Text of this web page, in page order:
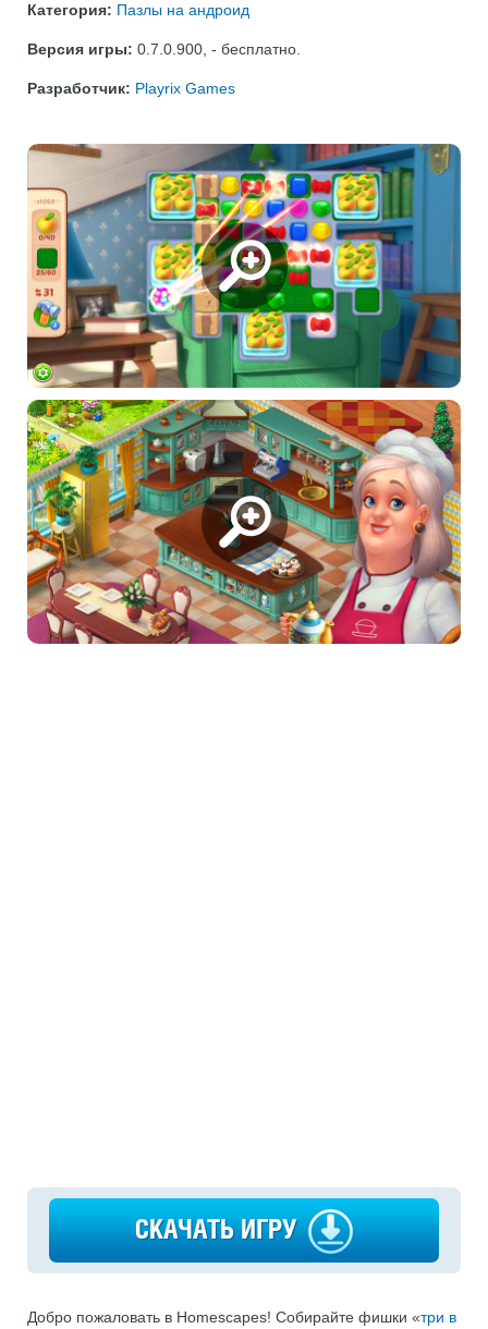
Категория: Пазлы на андроид
Версия игры: 0.7.0.900 - бесплатно
Разработчик: Playrix Games
СКАЧАТЬ ИГРУ
Добро пожаловать в Homescapes! Собирайте фишки «три в